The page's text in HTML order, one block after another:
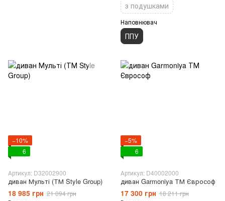
з подушками
Наповнювач
ППУ
−10%
6
Артикул: D32002900
диван Мульті (ТМ Style Group)
18 985 грн 21 094 грн
−5%
6
Артикул: D40002000
диван Garmoniya ТМ Єврософ
17 300 грн 18 211 грн